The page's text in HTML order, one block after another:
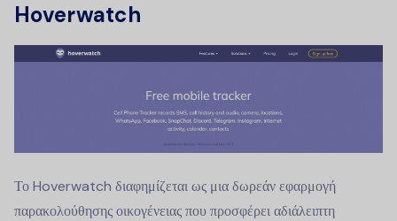
Hoverwatch
Το Hoverwatch διαφημίζεται ως μια δωρεάν εφαρμογή
παρακολούθησης οικογένειας που προσφέρει αδιάλειπτη